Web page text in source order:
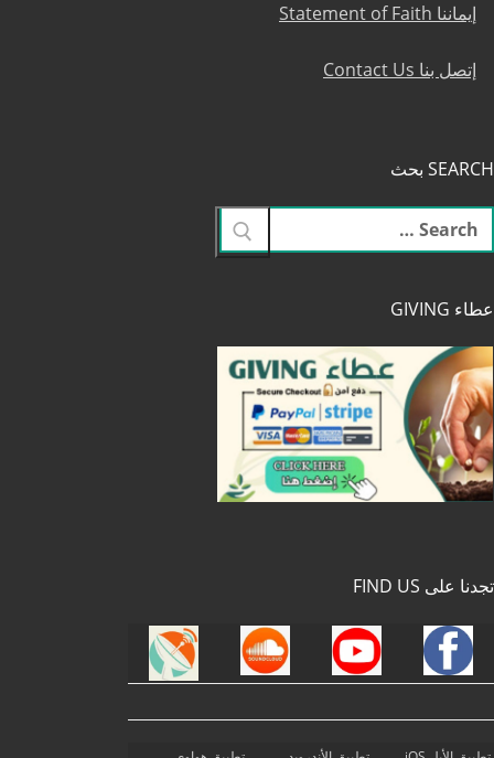
إيماننا Statement of Faith
إتصل بنا Contact Us
SEARCH بحث
البحث
عن:
عطاء GIVING
تجدنا على FIND US